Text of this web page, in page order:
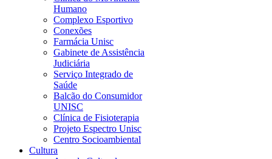
Humano
Complexo Esportivo
Conexões
Farmácia Unisc
Gabinete de Assistência
Judiciária
Serviço Integrado de
Saúde
Balcão do Consumidor
UNISC
Clínica de Fisioterapia
Projeto Espectro Unisc
Centro Socioambiental
Cultura